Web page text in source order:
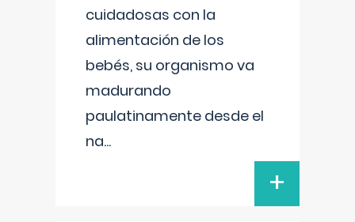
cuidadosas con la
alimentación de los
bebés, su organismo va
madurando
paulatinamente desde el
na...
+